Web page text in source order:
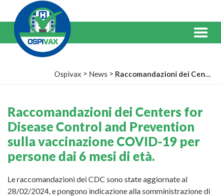
Menu
Ospivax > News > Raccomandazioni dei Centers for Disease Control and Prevention sulla vaccinazione COVID-19 per persone dai 6 mesi di età.
Raccomandazioni dei Centers for
Disease Control and Prevention
sulla vaccinazione COVID-19 per
persone dai 6 mesi di età.
Le raccomandazioni dei CDC sono state aggiornate al
28/02/2024, e pongono indicazione alla somministrazione di